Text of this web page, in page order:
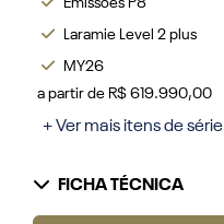
Emissões P8
Laramie Level 2 plus
MY26
a partir de R$ 619.990,00
+ Ver mais itens de série
FICHA TÉCNICA